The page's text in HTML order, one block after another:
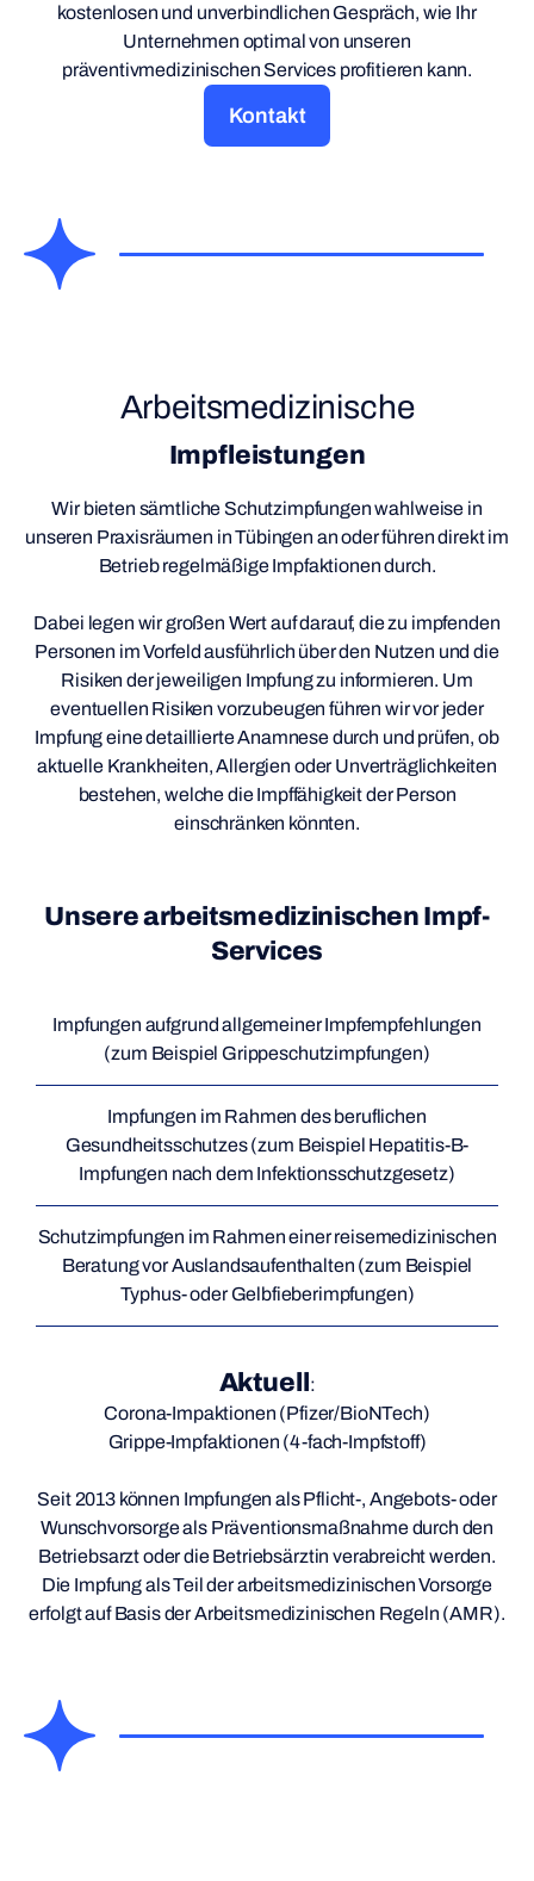
kostenlosen und unverbindlichen Gespräch, wie Ihr
Unternehmen optimal von unseren
präventivmedizinischen Services profitieren kann.
Kontakt
Arbeitsmedizinische
Impfleistungen
Wir bieten sämtliche Schutzimpfungen wahlweise in
unseren Praxisräumen in Tübingen an oder führen direkt im
Betrieb regelmäßige Impfaktionen durch.
Dabei legen wir großen Wert auf darauf, die zu impfenden
Personen im Vorfeld ausführlich über den Nutzen und die
Risiken der jeweiligen Impfung zu informieren. Um
eventuellen Risiken vorzubeugen führen wir vor jeder
Impfung eine detaillierte Anamnese durch und prüfen, ob
aktuelle Krankheiten, Allergien oder Unverträglichkeiten
bestehen, welche die Impffähigkeit der Person
einschränken könnten.
Unsere arbeitsmedizinischen Impf-
Services
Impfungen aufgrund allgemeiner Impfempfehlungen
(zum Beispiel Grippeschutzimpfungen)
Impfungen im Rahmen des beruflichen
Gesundheitsschutzes (zum Beispiel Hepatitis-B-
Impfungen nach dem Infektionsschutzgesetz)
Schutzimpfungen im Rahmen einer reisemedizinischen
Beratung vor Auslandsaufenthalten (zum Beispiel
Typhus- oder Gelbfieberimpfungen)
Aktuell
:
Corona-Impaktionen (Pfizer/BioNTech)
Grippe-Impfaktionen (4-fach-Impfstoff)
Seit 2013 können Impfungen als Pflicht-, Angebots- oder
Wunschvorsorge als Präventionsmaßnahme durch den
Betriebsarzt oder die Betriebsärztin verabreicht werden.
Die Impfung als Teil der arbeitsmedizinischen Vorsorge
erfolgt auf Basis der Arbeitsmedizinischen Regeln (AMR).